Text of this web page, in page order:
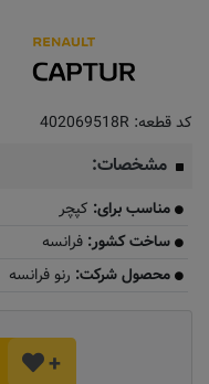
کد قطعه: 402069518R
مشخصات:
مناسب برای: کپچر
ساخت کشور: فرانسه
محصول شرکت: رنو فرانسه
+